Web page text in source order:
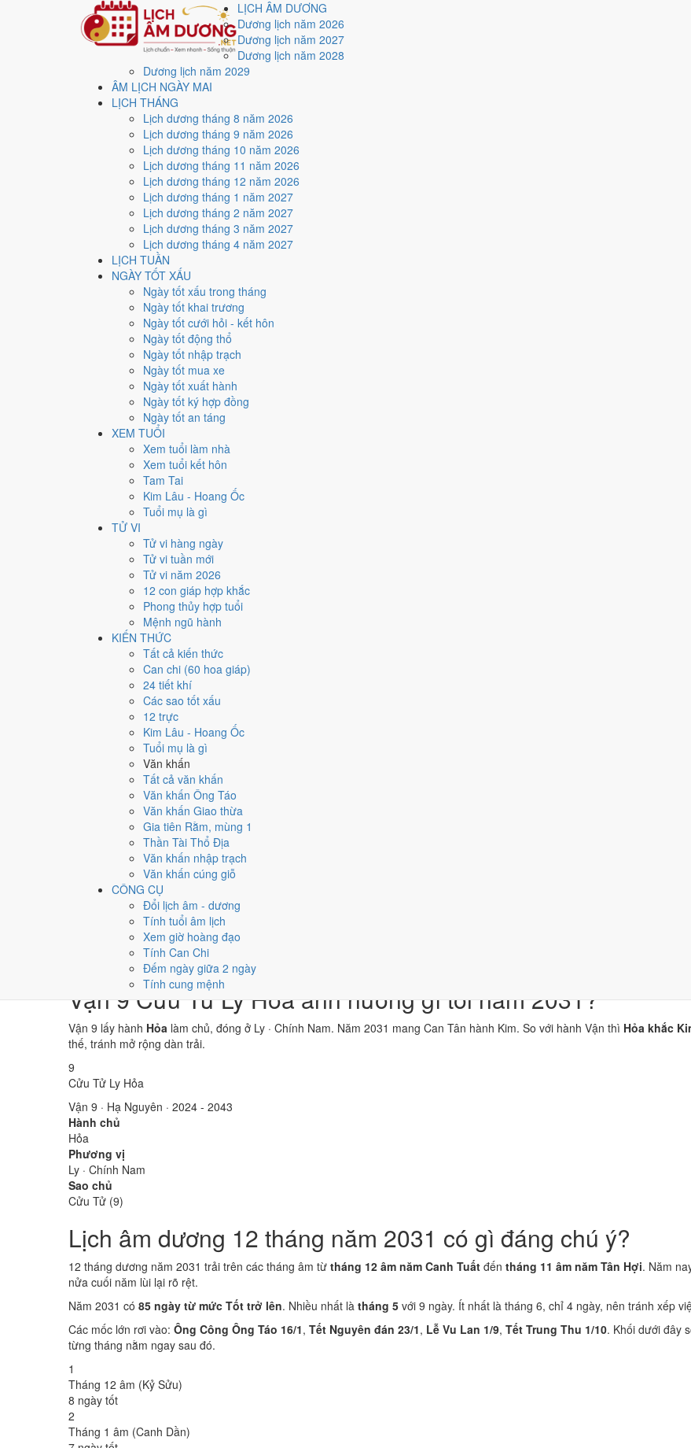
LỊCH ÂM DƯƠNG
Dương lịch năm 2026
Dương lịch năm 2027
Dương lịch năm 2028
Dương lịch năm 2029
ÂM LỊCH NGÀY MAI
LỊCH THÁNG
Lịch dương tháng 8 năm 2026
Lịch dương tháng 9 năm 2026
Lịch dương tháng 10 năm 2026
Lịch dương tháng 11 năm 2026
Lịch dương tháng 12 năm 2026
Lịch dương tháng 1 năm 2027
Lịch dương tháng 2 năm 2027
Lịch dương tháng 3 năm 2027
Lịch dương tháng 4 năm 2027
LỊCH TUẦN
NGÀY TỐT XẤU
Ngày tốt xấu trong tháng
Ngày tốt khai trương
Ngày tốt cưới hỏi - kết hôn
Ngày tốt động thổ
Ngày tốt nhập trạch
Ngày tốt mua xe
Ngày tốt xuất hành
Ngày tốt ký hợp đồng
Ngày tốt an táng
XEM TUỔI
Xem tuổi làm nhà
Xem tuổi kết hôn
Tam Tai
Kim Lâu - Hoang Ốc
Tuổi mụ là gì
TỬ VI
Tử vi hàng ngày
Tử vi tuần mới
Tử vi năm 2026
12 con giáp hợp khắc
Phong thủy hợp tuổi
Mệnh ngũ hành
KIẾN THỨC
Tất cả kiến thức
Can chi (60 hoa giáp)
24 tiết khí
Các sao tốt xấu
12 trực
Kim Lâu - Hoang Ốc
Tuổi mụ là gì
Văn khấn
Tất cả văn khấn
Văn khấn Ông Táo
Văn khấn Giao thừa
Gia tiên Rằm, mùng 1
Thần Tài Thổ Địa
Văn khấn nhập trạch
Văn khấn cúng giỗ
CÔNG CỤ
Đổi lịch âm - dương
Tính tuổi âm lịch
Xem giờ hoàng đạo
Tính Can Chi
Đếm ngày giữa 2 ngày
Tính cung mệnh
Trang chủ
Lịch năm 2031
Lịch âm dương năm 2031 - Tân Hợi · Cửu Tử Ly
Nguyễn Minh An·Cập nhật: 30/07/2026
2031 (Tân Hợi), Tết Nguyên đán vào23/1/2031
Tân Hợi 2031 có Thiên Can Tân hành Kim, Địa Chi Hợi hành Thủy. Nạp Âm là
85 ngày đạt mức Tốt trở lên, dồn nhiều nhất vào
Tết Nguyên đán rơi vào 23/1/2031
lễ giải đầu năm.
Ngày tốt trở lên
Ngày bình thường
Năm 2031 là năm con gì, mệnh gì?
Năm 2031 là nămTân Hợi , Nạp Âm
can chi này nằm ở bàican chi Tân Hợi
Tân Hợi (Kim × Thủy)
Thoa Xuyến Kim
Cửu Tử Ly Hỏa
Bảng phân tích Can Chi năm Tân Hợi
Chi tiết
Thiên Can (Tân)
KimDương
Địa Chi (Hợi)
ThủyDương · Con Hợi
· Thoa Xuyến Kim
Thủy Hợi (chính cung)
Màu hợp năm
Trắng/Bạc Đen/Xanh dương
Hoàng Đạo / Hắc Đạo181/184ngày
Luận giải ngũ hành, Thái Tuế và màu hợp ở trên là quan niệm dân gian. Nguồn tham chiếu:
không phải kết luận khoa học.
Vận 9 Cửu Tử Ly Hỏa ảnh hưởng gì tới năm 2031?
Vận 9 lấy hành Hỏa làm chủ, đóng ở Ly · Chính Nam. Năm 2031 mang Can Tân hành Kim. So với hành Vận thì Hỏa khắc
thế, tránh mở rộng dàn trải.
9
Cửu Tử Ly Hỏa
Vận 9 · Hạ Nguyên · 2024 - 2043
Hành chủ
Hỏa
Phương vị
Ly · Chính Nam
Sao chủ
Cửu Tử (9)
Lịch âm dương 12 tháng năm 2031 có gì đáng chú ý?
12 tháng dương năm 2031 trải trên các tháng âm từ tháng 12 âm năm Canh Tuất đến tháng 11 âm năm Tân Hợi. Năm
nửa cuối năm lùi lại rõ rệt.
Năm 2031 có 85 ngày từ mức Tốt trở lên. Nhiều nhất là tháng 5 với 9 ngày. Ít nhất là tháng 6, chỉ 4 ngày, nên tránh xếp
Các mốc lớn rơi vào: Ông Công Ông Táo 16/1, Tết Nguyên đán 23/1, Lễ Vu Lan 1/9, Tết Trung Thu 1/10. Khối dưới đây
từng tháng nằm ngay sau đó.
1
Tháng 12 âm (Kỷ Sửu)
8 ngày tốt
2
Tháng 1 âm (Canh Dần)